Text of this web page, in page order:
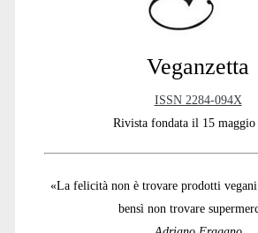
Veganzetta
ISSN 2284-094X
Rivista fondata il 15 maggio
«La felicità non è trovare prodotti vegani
bensì non trovare